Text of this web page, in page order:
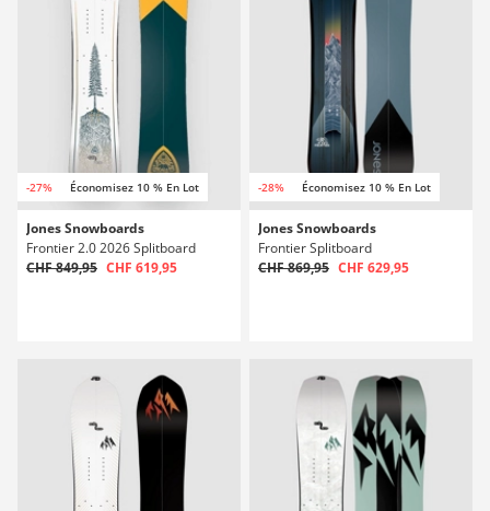
-27% Économisez 10 % En Lot
Jones Snowboards
Frontier 2.0 2026 Splitboard
CHF 849,95 CHF 619,95
-28% Économisez 10 % En Lot
Jones Snowboards
Frontier Splitboard
CHF 869,95 CHF 629,95